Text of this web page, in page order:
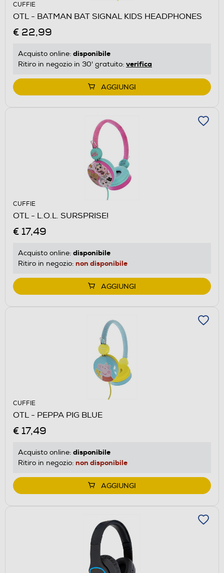
CUFFIE
OTL - BATMAN BAT SIGNAL KIDS HEADPHONES
€ 22,99
Acquisto online: disponibile
Ritiro in negozio in 30' gratuito: verifica
AGGIUNGI
CUFFIE
OTL - L.O.L. SURSPRISE!
€ 17,49
Acquisto online: disponibile
Ritiro in negozio: non disponibile
AGGIUNGI
CUFFIE
OTL - PEPPA PIG BLUE
€ 17,49
Acquisto online: disponibile
Ritiro in negozio: non disponibile
AGGIUNGI